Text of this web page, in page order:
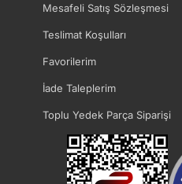
Mesafeli Satış Sözleşmesi
Teslimat Koşulları
Favorilerim
İade Taleplerim
Toplu Yedek Parça Siparişi